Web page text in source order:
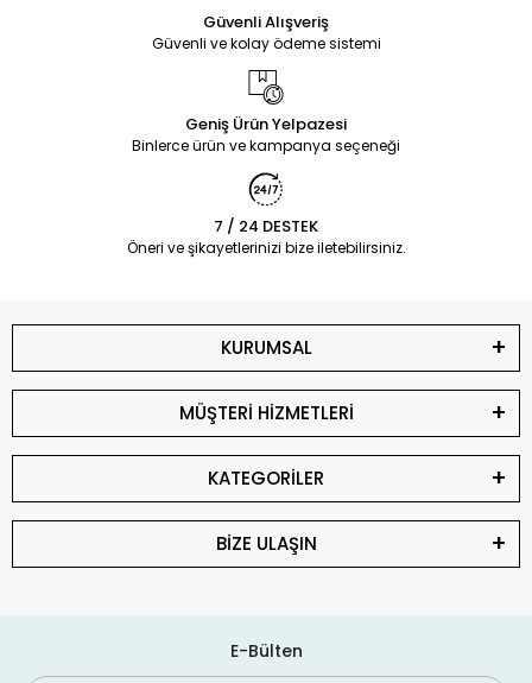
Güvenli Alışveriş
Güvenli ve kolay ödeme sistemi
Geniş Ürün Yelpazesi
Binlerce ürün ve kampanya seçeneği
7 / 24 DESTEK
Öneri ve şikayetlerinizi bize iletebilirsiniz.
KURUMSAL
MÜŞTERİ HİZMETLERİ
KATEGORİLER
BİZE ULAŞIN
E-Bülten